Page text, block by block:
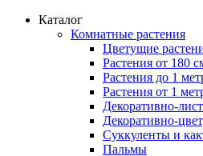
Каталог
Комнатные растения
Цветущие
Растения от 180
Растения до 1
Растения от 1
Декоративно-
Декоративно-
Суккуленты и
Пальмы